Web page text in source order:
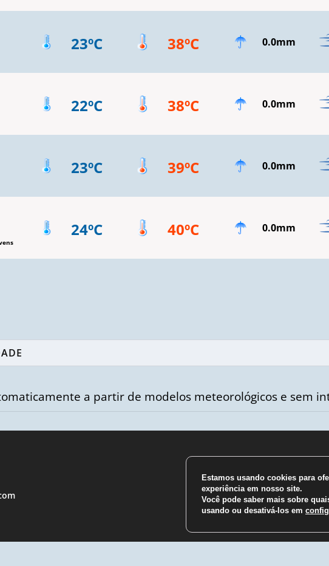
23ºC 38ºC 0.0mm
22ºC 38ºC 0.0mm
23ºC 39ºC 0.0mm
24ºC 40ºC 0.0mm
a partir de modelos meteorológicos e sem
Estamos usando cookies para
experiência em nosso site.
Você pode saber mais sobre
usando ou desativá-los em